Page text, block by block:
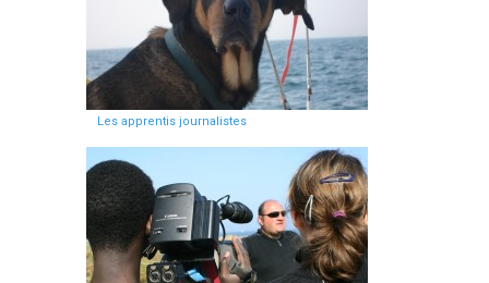
Les apprentis journalistes